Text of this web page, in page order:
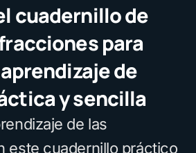
cuadernillo de
para
de
y sencilla
de las
este cuadernillo práctico